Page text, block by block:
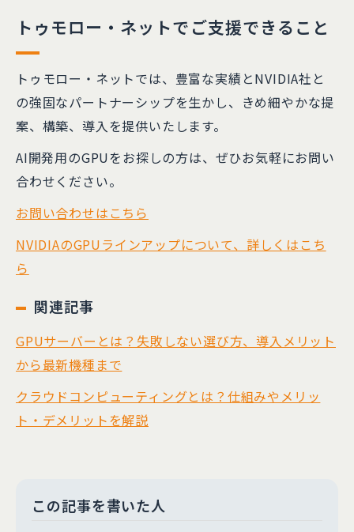
トゥモロー・ネットでご支援できること
トゥモロー・ネットでは、豊富な実績とNVIDIA社と
の強固なパートナーシップを生かし、きめ細やかな提
案、構築、導入を提供いたします。
AI開発用のGPUをお探しの方は、ぜひお気軽にお問い
合わせください。
お問い合わせはこちら
NVIDIAのGPUラインアップについて、詳しくはこち
ら
関連記事
GPUサーバーとは？失敗しない選び方、導入メリット
から最新機種まで
クラウドコンピューティングとは？仕組みやメリッ
ト・デメリットを解説
この記事を書いた人